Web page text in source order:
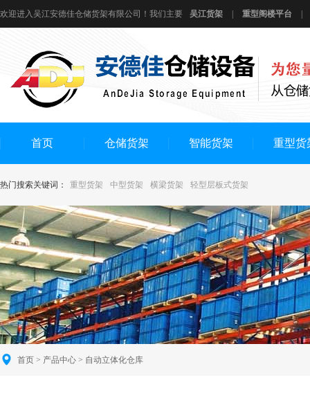
欢迎进入吴江安德佳仓储货架有限公司！我们主要 吴江货架 重型阁楼平台
首页 仓储货架 智能货架 重型货
热门搜索关键词： 重型货架 中型货架 横梁货架 轻型层板式货架
首页 > 产品中心 > 自动立体化仓库